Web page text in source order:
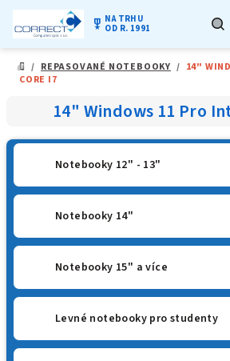
obsah
military_tech NA TRHU
OD R. 1991
DOMŮ
/ REPASOVANÉ NOTEBOOKY / 14"
CORE I7
14" Windows 11 Pro
Notebooky 12" - 13"
Notebooky 14"
Notebooky 15" a více
Levné notebooky pro studenty